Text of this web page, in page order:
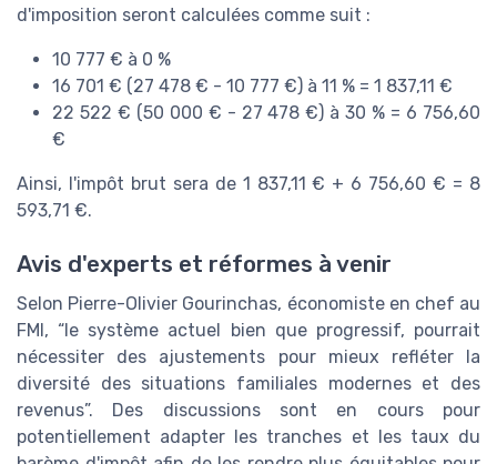
d'imposition seront calculées comme suit :
10 777 € à 0 %
16 701 € (27 478 € - 10 777 €) à 11 % = 1 837,11 €
22 522 € (50 000 € - 27 478 €) à 30 % = 6 756,60
€
Ainsi, l'impôt brut sera de 1 837,11 € + 6 756,60 € = 8
593,71 €.
Avis d'experts et réformes à venir
Selon Pierre-Olivier Gourinchas, économiste en chef au
FMI, “le système actuel bien que progressif, pourrait
nécessiter des ajustements pour mieux refléter la
diversité des situations familiales modernes et des
revenus”. Des discussions sont en cours pour
potentiellement adapter les tranches et les taux du